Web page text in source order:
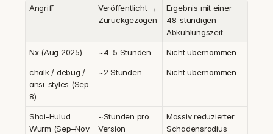
Angriff
Veröffentlicht →
Zurückgezogen
Ergebnis mit einer
48-stündigen
Abkühlungszeit
Nx (Aug 2025) ~4–5 Stunden Nicht übernommen
chalk / debug /
ansi-styles (Sep
8)
~2 Stunden Nicht übernommen
Shai-Hulud
Wurm (Sep–Nov
~Stunden pro
Version
Massiv reduzierter
Schadensradius